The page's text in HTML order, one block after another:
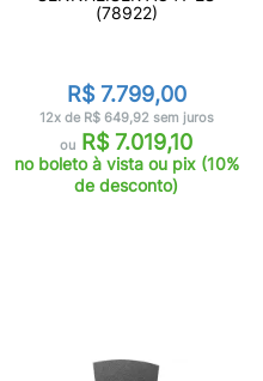
(78922)
R$ 7.799,00
12x de R$ 649,92 sem juros
ou R$ 7.019,10
no boleto à vista ou pix (10%
de desconto)